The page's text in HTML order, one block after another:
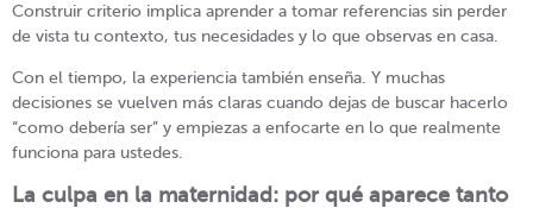
Construir criterio implica aprender a tomar referencias sin perder
de vista tu contexto, tus necesidades y lo que observas en casa.
Con el tiempo, la experiencia también enseña. Y muchas
decisiones se vuelven más claras cuando dejas de buscar hacerlo
“como debería ser” y empiezas a enfocarte en lo que realmente
funciona para ustedes.
La culpa en la maternidad: por qué aparece tanto